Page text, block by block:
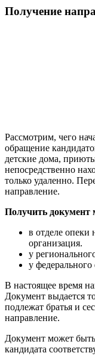
Получение
Рассмотрим, чего
обращение
детские дома,
непосредственно
только удаленно.
направление.
Получить документ
в отделе опеки
организация.
у
у
В настоящее время
Документ выдается
подлежат братья и
направление.
Документ может
кандидата